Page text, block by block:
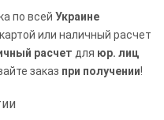
по всей Украине
или наличный расчет
расчет для юр. лиц
заказ при получении!